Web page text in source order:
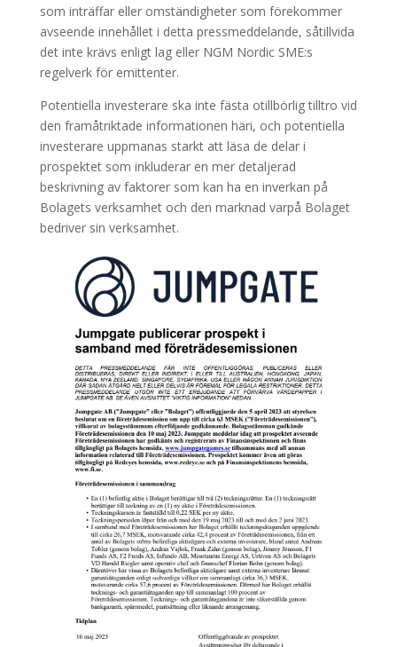
som inträffar eller omständigheter som förekommer
avseende innehållet i detta pressmeddelande, såtillvida
det inte krävs enligt lag eller NGM Nordic SME:s
regelverk för emittenter.
Potentiella investerare ska inte fästa otillbörlig tilltro vid
den framåtriktade informationen häri, och potentiella
investerare uppmanas starkt att läsa de delar i
prospektet som inkluderar en mer detaljerad
beskrivning av faktorer som kan ha en inverkan på
Bolagets verksamhet och den marknad varpå Bolaget
bedriver sin verksamhet.